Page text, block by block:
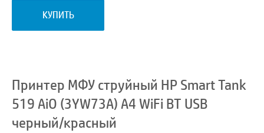
КУПИТЬ
Принтер МФУ струйный HP Smart Tank
519 AiO (3YW73A) A4 WiFi BT USB
черный/красный